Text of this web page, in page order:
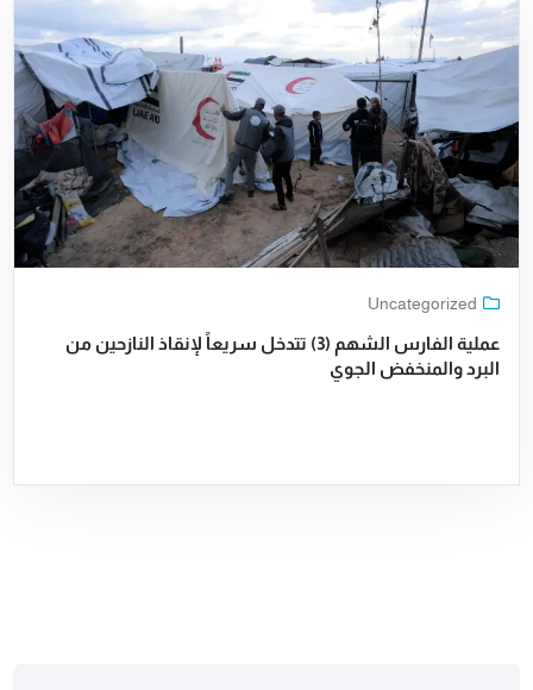
Uncategorized
عملية الفارس الشهم (3) تتدخل سريعاً لإنقاذ النازحين من
البرد والمنخفض الجوي